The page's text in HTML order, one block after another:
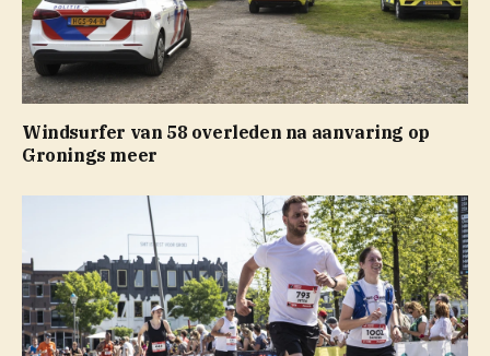
Windsurfer van 58 overleden na aanvaring op
Gronings meer